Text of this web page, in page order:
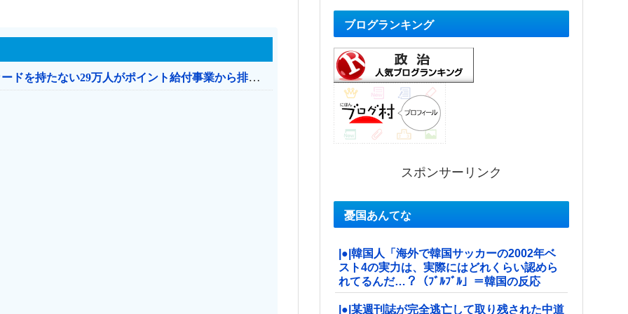
共産党「これは酷い…京都市でマイナンバーカードを持たない29万人がポイント給付事業から排除された」
ブログランキング
スポンサーリンク
憂国あんてな
|●|韓国人「海外で韓国サッカーの2002年ベ
スト4の実力は、実際にはどれくらい認めら
れてるんだ…？（ﾌﾞﾙﾌﾞﾙ」＝韓国の反応
|●|某週刊誌が完全逃亡して取り残された中道